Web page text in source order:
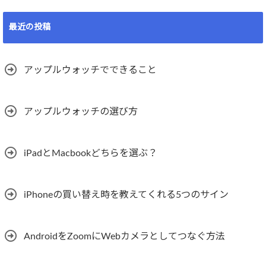
最近の投稿
アップルウォッチでできること
アップルウォッチの選び方
iPadとMacbookどちらを選ぶ？
iPhoneの買い替え時を教えてくれる5つのサイン
AndroidをZoomにWebカメラとしてつなぐ方法